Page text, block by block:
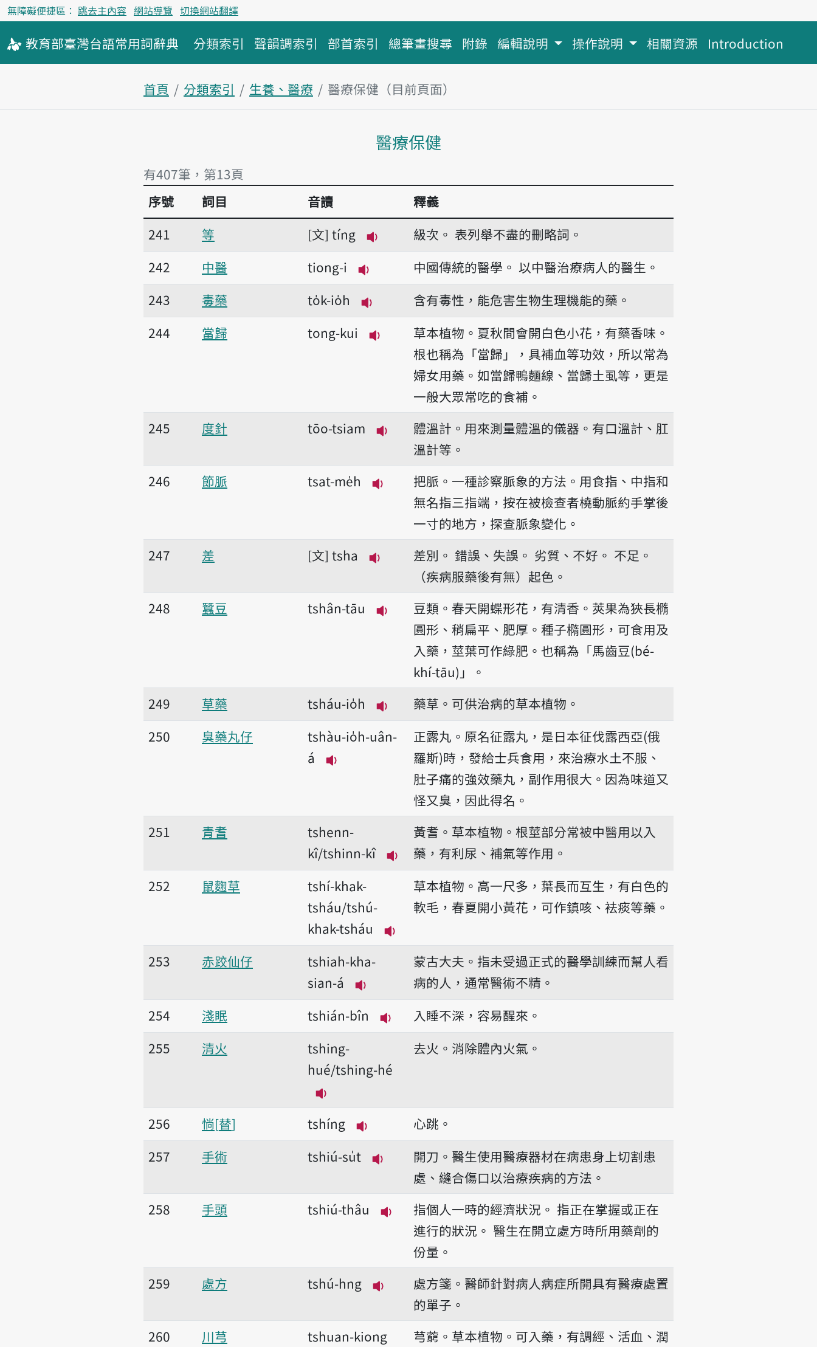
無障礙便捷區： 跳去主內容 網站導覽 切換網站翻譯
教育部臺灣台語常用詞辭典 分類索引 聲韻調索引 部首索引 總筆畫搜尋 附錄 編輯說明 操作說明 相關資源 Introduction
首頁 分類索引 生養、醫療
醫療保健（目前頁面）
醫療保健
有407筆，第13頁
有407筆，第13頁
序號 詞目 音讀
釋義
241
等 文 tíng
播放音讀tíng
級次。 表列舉不盡的刪略詞。
242
中醫
tiong-i
播放音讀tiong-i
中國傳統的醫學。 以中醫治療病人的醫生。
243
毒藥
to̍k-io̍h
播放音讀to̍k-io̍h
含有毒性，能危害生物生理機能的藥。
244
當歸
tong-kui
播放音讀tong-kui
草本植物。夏秋間會開白色小花，有藥香味。
根也稱為「當歸」，具補血等功效，所以常為
婦女用藥。如當歸鴨麵線、當歸土虱等，更是
一般大眾常吃的食補。
245
度針
tōo-tsiam
播放音讀tōo-tsiam
體溫計。用來測量體溫的儀器。有口溫計、肛
溫計等。
246
節脈
tsat-me̍h
播放音讀tsat-me̍h
把脈。一種診察脈象的方法。用食指、中指和
無名指三指端，按在被檢查者橈動脈約手掌後
一寸的地方，探查脈象變化。
247
差 文 tsha
播放音讀tsha
差別。 錯誤、失誤。 劣質、不好。 不足。
（疾病服藥後有無）起色。
248
蠶豆
tshân-tāu
播放音讀tshân-tāu
豆類。春天開蝶形花，有清香。莢果為狹長橢
圓形、稍扁平、肥厚。種子橢圓形，可食用及
入藥，莖葉可作綠肥。也稱為「馬齒豆(bé-
khí-tāu)」。
249
草藥
tsháu-io̍h
播放音讀tsháu-io̍h
藥草。可供治病的草本植物。
250
臭藥丸仔
tshàu-io̍h-uân-
á
播放音讀tshàu-io̍h-uân-á
正露丸。原名征露丸，是日本征伐露西亞(俄
羅斯)時，發給士兵食用，來治療水土不服、
肚子痛的強效藥丸，副作用很大。因為味道又
怪又臭，因此得名。
251
青耆
tshenn-
kî/tshinn-kî
播放音讀tshenn-kî/tshinn-kî
黃耆。草本植物。根莖部分常被中醫用以入
藥，有利尿、補氣等作用。
252
鼠麴草
tshí-khak-
tsháu/tshú-
khak-tsháu
播放音讀tshí-khak-tsháu/tshú-khak-tsháu
草本植物。高一尺多，葉長而互生，有白色的
軟毛，春夏開小黃花，可作鎮咳、袪痰等藥。
253 赤跤仙仔
tshiah-kha-
sian-á
播放音讀tshiah-kha-sian-á
蒙古大夫。指未受過正式的醫學訓練而幫人看
病的人，通常醫術不精。
254
淺眠
tshián-bîn
播放音讀tshián-bîn
入睡不深，容易醒來。
255
清火
tshing-
hué/tshing-hé
播放音讀tshing-hué/tshing-hé
去火。消除體內火氣。
256 惝 替
tshíng
播放音讀tshíng
心跳。
257
手術
tshiú-su̍t
播放音讀tshiú-su̍t
開刀。醫生使用醫療器材在病患身上切割患
處、縫合傷口以治療疾病的方法。
258
手頭
tshiú-thâu
播放音讀tshiú-thâu
指個人一時的經濟狀況。 指正在掌握或正在
進行的狀況。 醫生在開立處方時所用藥劑的
份量。
259
處方
tshú-hng
播放音讀tshú-hng
處方箋。醫師針對病人病症所開具有醫療處置
的單子。
260
川芎 tshuan-kiong
芎藭。草本植物。可入藥，有調經、活血、潤